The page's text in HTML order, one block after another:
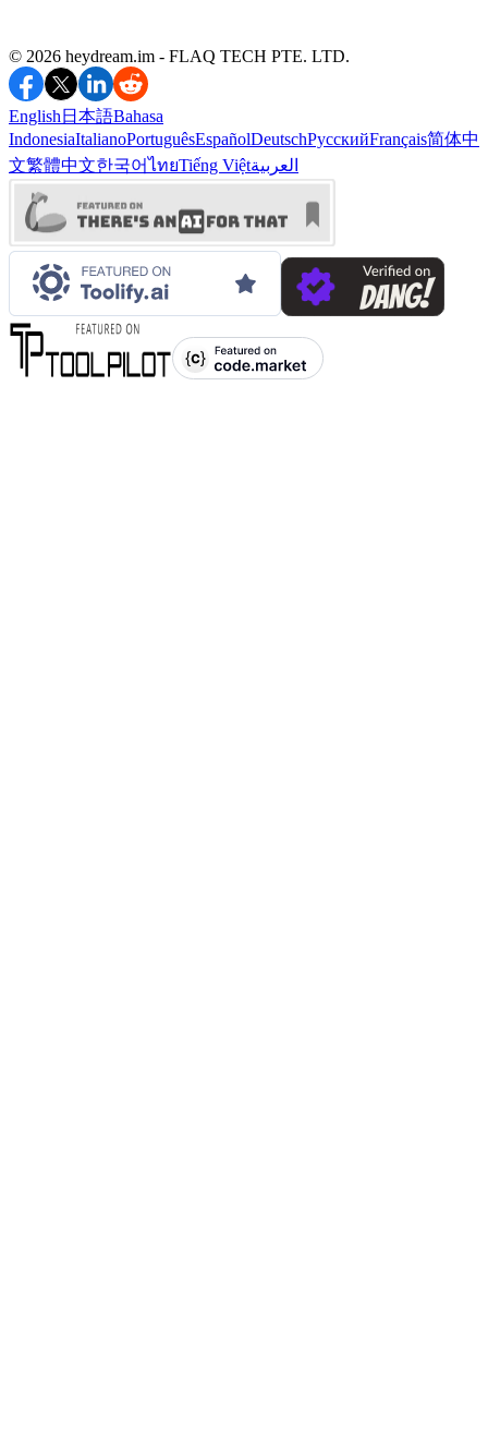
©️ 2026 heydream.im - FLAQ TECH PTE. LTD.
English 日本語Bahasa
IndonesiaItalianoPortuguêsEspañolDeutschРусскийFrançais简体中
文繁體中文한국어ไทยTiếng Việtالعربية